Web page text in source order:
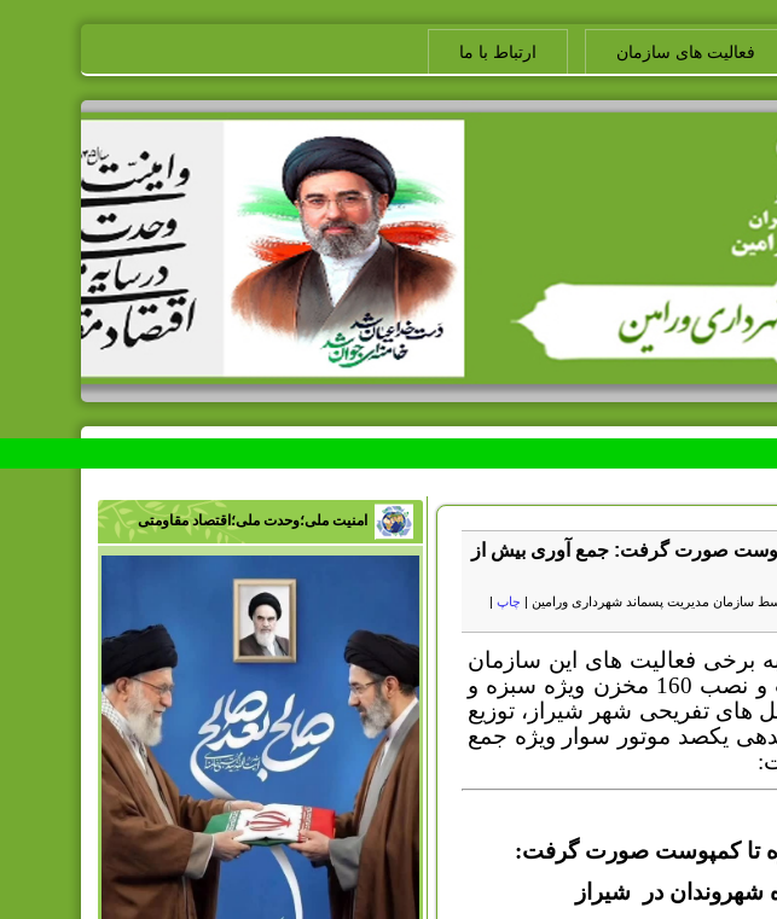
فعالیت های سازمان ارتباط با ما
صورت گرفت: جمع آوری بیش از
سازمان مدیریت پسماند شهرداری ورامین | چاپ |
برخی فعالیت های این سازمان
در روز طبیعت از جمله شستشو، نظافت و نصب 160 مخزن ویژه سبزه و
های تفریحی شهر شیراز، توزیع
یکصد موتور سوار ویژه جمع
تا کمپوست صورت گرفت:
امنیت ملی؛وحدت ملی؛اقتصاد مقاومتی